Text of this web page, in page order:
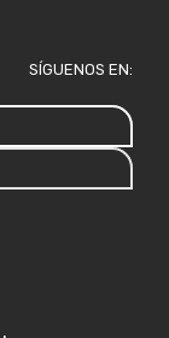
SÍGUENOS EN: